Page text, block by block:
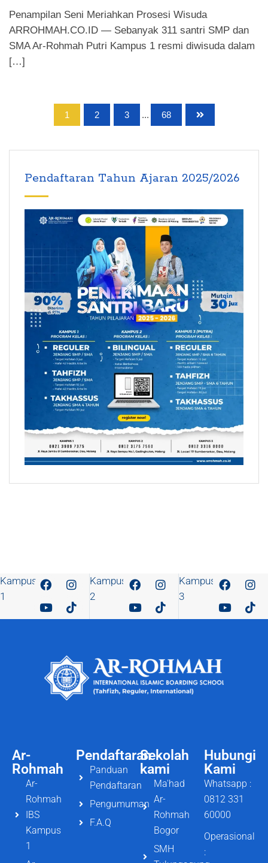
Penampilan Seni Meriahkan Prosesi Wisuda
ARROHMAH.CO.ID — Sebanyak 311 santri SMP dan
SMA Ar-Rohmah Putri Kampus 1 resmi diwisuda dalam
[…]
1 2 3 ... 68
Pendaftaran Tahun Ajaran 2025/2026
Kampus
1
Kampus
2
Kampus
3
Ar-
Rohmah
Ar-
Rohmah
IBS
Kampus
1
Pendaftaran
Panduan
Pendaftaran
Pengumuman
F.A.Q
Hubungi
Kami
Whatsapp :
0812 331
60000
Operasional
:
Sekolah
kami
Ma'had
Ar-
Rohmah
Bogor
SMH